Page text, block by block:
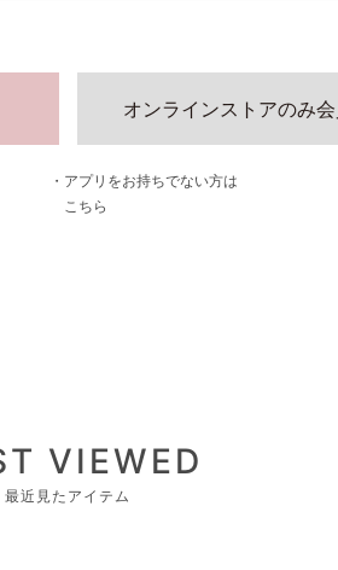
オンラインストアのみ
・アプリをお持ちでない方は
    こちら
VIEWED
最近見たアイテム